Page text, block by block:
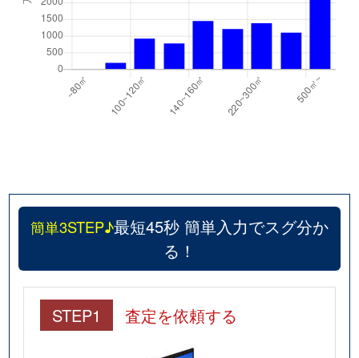
簡単3STEP♪最短45秒 簡単入力でスグ分か
る！
STEP1 査定を依頼する